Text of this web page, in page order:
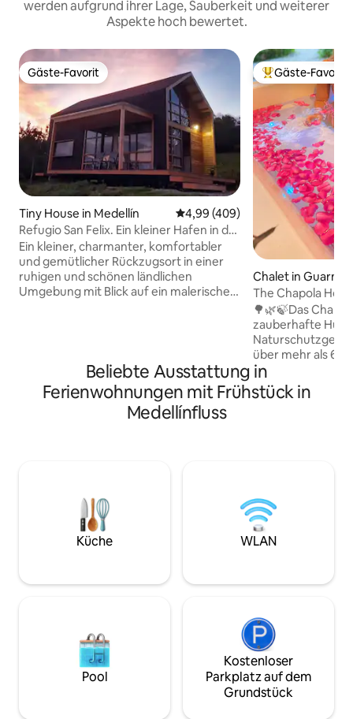
werden aufgrund ihrer Lage, Sauberkeit und weiterer
Aspekte hoch bewertet.
Gäste-Favorit
Gäste-Favorit
Tiny House in Medellín Durchschnittliche Bewertung:
4,99 (409)
Refugio San Felix. Ein kleiner Hafen in der
Nähe von Medellin
Ein kleiner, charmanter, komfortabler
und gemütlicher Rückzugsort in einer
ruhigen und schönen ländlichen
Umgebung mit Blick auf ein malerisches
du dein Leben in der Stadt vergessen
Paare oder Freunde, die Ruhe oder
Beliebter Gäste-
Gäste-Favorit
Chalet in Guarne
The Chapola
Cine-Desayuno
🌳🌿🍃Das
zauberhafte
über mehr als
du einen
Geräusch des
Hängematte, um
kannst. Dein Aufenthalt beinhaltet
Frühstück auf
Buchung.🧇🍳🍓☕️ Wir sind
Beliebte Ausstattung in
Ferienwohnungen mit Frühstück in
Medellínfluss
Küche WLAN
Pool
Kostenloser
Parkplatz auf dem
Grundstück